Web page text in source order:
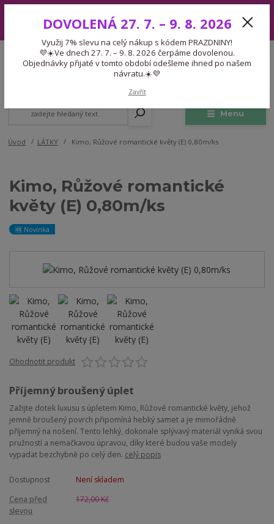
7. – 9. 8. 2026 čerpáme dovolenou. Objednávky přijaté v tomto období
odešleme ihned po našem návratu.☀️💜
Menu
CZK
Expedice 775 866 913
Po-Čt 9-15:30 Pá 9-14:30 Pauza 13-13:45
Úvod LÁTKY Kimo, Růžové romantické květy (E) 0,80m/ks
Kimo, Růžové romantické
květy (E) 0,80m/ks
🆕 Novinka
Ohodnotit produkt
Příjemný broušený úplet
Zažijte dotek luxusu s úpletem Kimo, Růžové romantické květy, jehož
jemně broušený povrch připomíná hebký samet a je mimořádně
příjemný na nošení. Tento lehký, dokonale splývavý materiál vyniká svou
pružností a nemačkavou úpravou, díky které budou vaše modely
vypadat bezchybně po celý den. celý popis
Dostupnost
Není skladem
Cena před
slevou
172,00 Kč
DOVOLENÁ 27. 7. – 9. 8. 2026
Využij 7% slevu na celý nákup s kódem PRAZDNINY!
💜☀️Ve dnech 27. 7. – 9. 8. 2026 čerpáme dovolenou.
Objednávky přijaté v tomto období odešleme ihned po našem
návratu.☀️💜
Zavřít